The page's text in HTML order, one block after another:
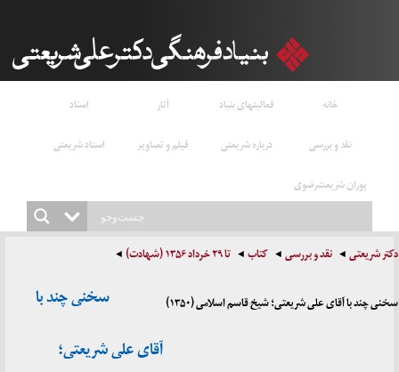
خانه فعالیتهای بنیاد آثار
اسناد
نقد و بررسی
درباره شریعتی فیلم و تصاویر
استاد شریعتی
پوران شریعت‌رضوی
دکتر شریعتی نقد و بررسی کتاب تا ۲۹ خرداد ۱۳۵۶ (شهادت)
سخنی چند با آقای علی شریعتی؛ شیخ قاسم اسلامی (۱۳۵۰)
سخنی چند با
آقای علی شریعتی؛